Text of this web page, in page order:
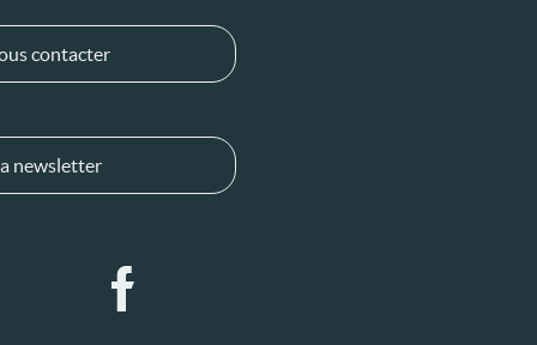
contacter
newsletter